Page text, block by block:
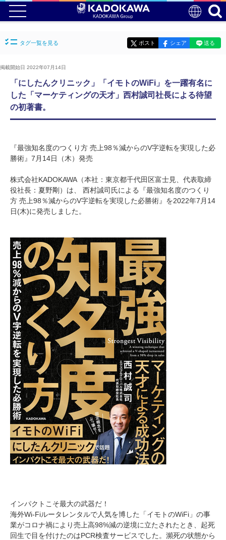
タグ一覧を見る ポスト シェア 送る
掲載開始日 2022年07月14日
「にしたんクリニック」「イモトのWiFi」を一躍有名に
した「マーケティングの天才」西村誠司社長による待望
の初著書。
『最強知名度のつくり方 売上98％減からのV字逆転を実現した必
勝術』7月14日（木）発売
株式会社KADOKAWA（本社：東京都千代田区富士見、代表取締
役社長：夏野剛）は、 西村誠司氏による『最強知名度のつくり
方 売上98％減からのV字逆転を実現した必勝術』を2022年7月14
日(木)に発売しました。
インパクトこそ最大の武器だ！
海外Wi-Fiルータレンタルで人気を博した「イモトのWiFi」の事
業がコロナ禍により売上高98%減の逆境に立たされたとき、起死
回生で目を付けたのはPCR検査サービスでした。瀕死の状態から